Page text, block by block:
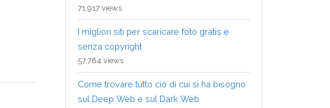
71,917 views
I migliori siti per scaricare foto gratis e
senza copyright
57,784 views
Come trovare tutto ciò di cui si ha bisogno
sul Deep Web e sul Dark Web